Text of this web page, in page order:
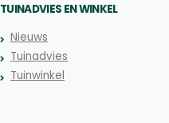
TUINADVIES EN WINKEL
Nieuws
Tuinadvies
Tuinwinkel